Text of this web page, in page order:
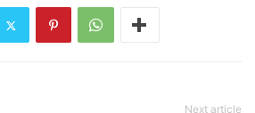
Next article